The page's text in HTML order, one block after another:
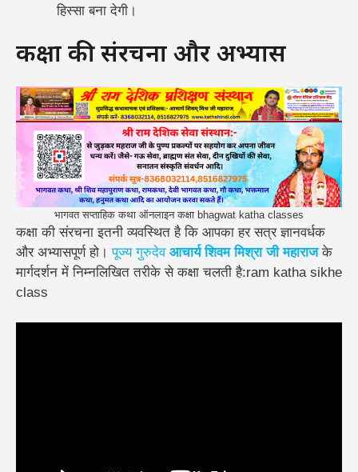
हिस्सा बना देगी।
कक्षा की संरचना और अभ्यास
भागवत सप्ताहिक कथा ऑनलाइन कक्षा bhagwat katha classes
कक्षा की संरचना इतनी व्यवस्थित है कि आपका हर सत्र ज्ञानवर्धक
और अभ्यासपूर्ण हो।पूज्य गुरुदेव आचार्य शिवम मिश्रा जी महाराजके
मार्गदर्शन में निम्नलिखित तरीके से कक्षा चलती है:ram katha sikhe
class